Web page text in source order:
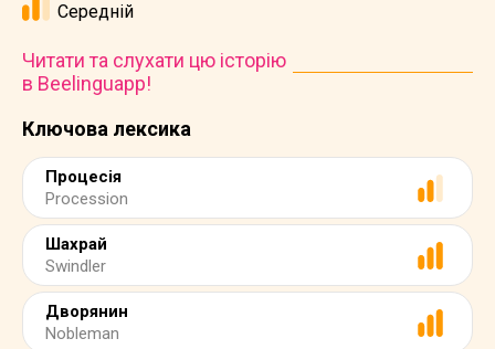
Ключова лексика
Процесія
Procession
Шахрай
Swindler
Дворянин
Nobleman
Середній
Читати та слухати цю історію
в Beelinguapp!